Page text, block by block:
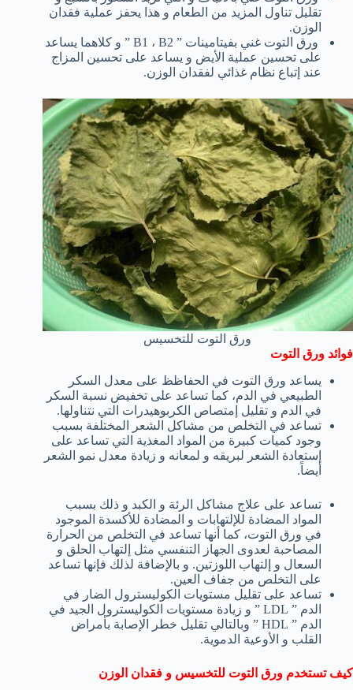
تقليل تناول المزيد من الطعام و هذا يحفز عملية فقدان
الوزن.
ورق التوت غني بفيتامينات ” B1 ، B2 ” و كلاهما يساعد
على تحسين عملية الأيض و يساعد على تحسين المزاج
عند إتباع نظام غذائي لفقدان الوزن.
ورق التوت للتخسيس
فوائد ورق التوت
يساعد ورق التوت في الحفاظظ على معدل السكر
الطبيعي في الدم، كما تساعد على تخفيض نسبة السكر
في الدم و تقليل إمتصاص الكربوهيدرات التي نتناولها.
تساعد في التخلص من مشاكل الشعر المختلفة بسبب
وجود كميات كبيرة من المواد المغذية التي تساعد على
إستعادة الشعر لبريقه و لمعانه و زيادة معدل نمو الشعر
أيضاً.
تساعد على علاج مشاكل الرئة و الكبد و ذلك بسبب
المواد المضادة للإلتهابات و المضادة للأكسدة الموجود
في ورق التوت، كما أنها تساعد في التخلص من الحرارة
المصاحبة لعدوى الجهاز التنفسي مثل إلتهاب الحلق و
السعال و إلتهاب اللوزتين. و بالإضافة لذلك فإنها تساعد
على التخلص من جفاف العين.
تساعد على تقليل مستويات الكوليسترول الضار في
الدم ” LDL ” و زيادة مستويات الكوليسترول الجيد في
الدم ” HDL ” وبالتالي تقليل خطر الإصابة بأمراض
القلب و الأوعية الدموية.
كيف تستخدم ورق التوت للتخسيس و فقدان الوزن